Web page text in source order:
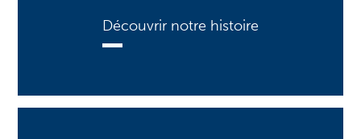
Découvrir notre histoire